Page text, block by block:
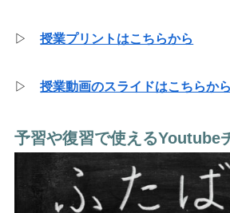
▷授業プリントはこちらから
▷授業動画のスライドはこちらから
予習や復習で使えるYoutube